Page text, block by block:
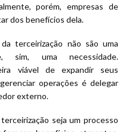
porém, empresas de
dos benefícios dela.
terceirização não são uma
sim, uma necessidade.
viável de expandir seus
operações é delegar
externo.
seja um processo